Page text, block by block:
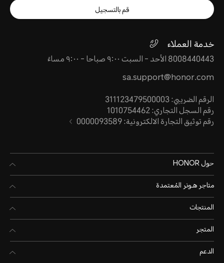
قم بالتسجيل
خدمة العملاء
8008440443 الأحد - السبت ٩:٠٠ صباحا - ٩:٠٠ مساءً
sa.support@honor.com
الرقم الضريبي: 311123479500003
رقم السجل التجاري: 1010754462
رقم توثيق التجارة الالكترونية: 0000093589
حول HONOR
متاجر هـونر المُعتمدة
المنتجات
المتجر
الدعم